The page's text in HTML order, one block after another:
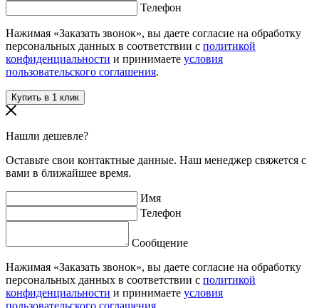
Телефон
Нажимая «Заказать звонок», вы даете согласие на обработку
персональных данных в соответствии с политикой
конфиденциальности и принимаете условия
пользовательского соглашения.
Нашли дешевле?
Оставьте свои контактные данные. Наш менеджер свяжется с
вами в ближайшее время.
Имя
Телефон
Сообщение
Нажимая «Заказать звонок», вы даете согласие на обработку
персональных данных в соответствии с политикой
конфиденциальности и принимаете условия